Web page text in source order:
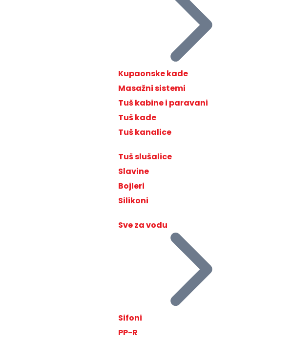
Kupaonske kade
Masažni sistemi
Tuš kabine i paravani
Tuš kade
Tuš kanalice
Tuš slušalice
Slavine
Bojleri
Silikoni
Sve za vodu
Sifoni
PP-R